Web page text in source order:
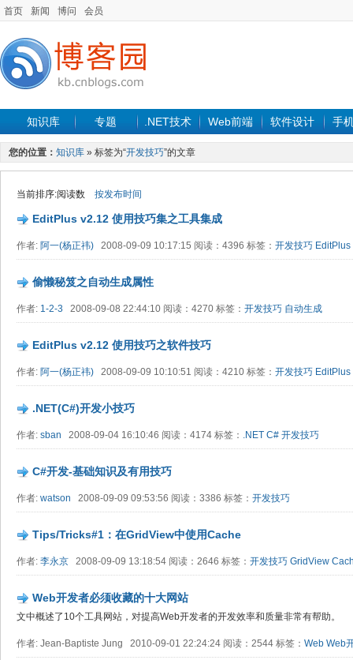
首页 新闻 博问 会员
知识库 专题 .NET技术 Web前端 软件设计 手
您的位置： 知识库 » 标签为“开发技巧”的文章
当前排序:阅读数 按发布时间
EditPlus v2.12 使用技巧集之工具集成
作者: 阿一(杨正祎) 2008-09-09 10:17:15 阅读：4396 标签： 开发技巧 EditPlus
偷懒秘笈之自动生成属性
作者: 1-2-3 2008-09-08 22:44:10 阅读：4270 标签： 开发技巧 自动生成
EditPlus v2.12 使用技巧之软件技巧
作者: 阿一(杨正祎) 2008-09-09 10:10:51 阅读：4210 标签： 开发技巧 EditPlus
.NET(C#)开发小技巧
作者: sban 2008-09-04 16:10:46 阅读：4174 标签： .NET C# 开发技巧
C#开发-基础知识及有用技巧
作者: watson 2008-09-09 09:53:56 阅读：3386 标签： 开发技巧
Tips/Tricks#1：在GridView中使用Cache
作者: 李永京 2008-09-09 13:18:54 阅读：2646 标签： 开发技巧 GridView
Web开发者必须收藏的十大网站
文中概述了10个工具网站，对提高Web开发者的开发效率和质量非常有帮助。
作者: Jean-Baptiste Jung 2010-09-01 22:24:24 阅读：2544 标签： Web Web